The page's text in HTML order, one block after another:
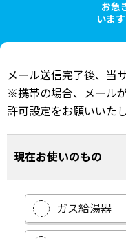
お急
いま
メール送信完了後、当
※携帯の場合、メール
許可設定をお願いいたし
現在お使いのもの
ガス給湯器